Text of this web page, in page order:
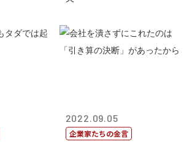
2022.09.05
企業家たちの金言